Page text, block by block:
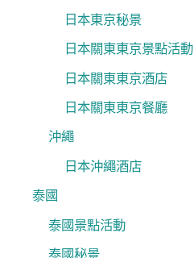
日本東京秘景
日本關東東京景點活動
日本關東東京酒店
日本關東東京餐廳
沖繩
日本沖繩酒店
泰國
泰國景點活動
泰國秘景